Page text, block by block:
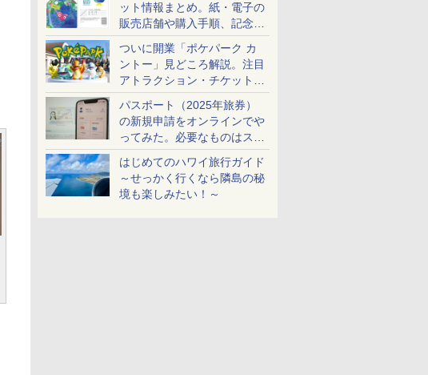
ット情報まとめ。紙・電子の
販売店舗や購入手順、記念チ
ケットも解説
ついに開業「ポケパーク カ
ントー」見どころ解説。注目
アトラクション・チケット手
配・来場前に必要な準備は？
パスポート（2025年旅券）
の新規申請をオンラインでや
ってみた。必要なものはスマ
ホとマイナカードのみ
はじめてのハワイ旅行ガイド
～せっかく行くなら隣島の秘
境も楽しみたい！～